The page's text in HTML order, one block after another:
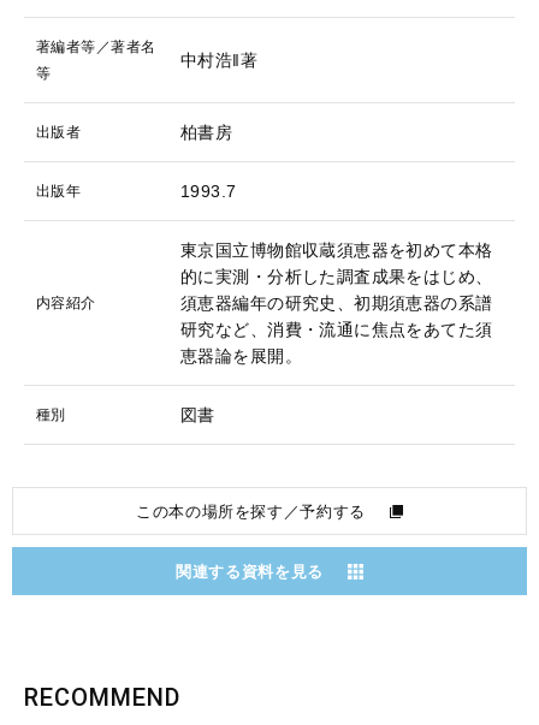
著編者等／著者名
等
中村浩‖著
出版者 柏書房
出版年 1993.7
内容紹介
東京国立博物館収蔵須恵器を初めて本格
的に実測・分析した調査成果をはじめ、
須恵器編年の研究史、初期須恵器の系譜
研究など、消費・流通に焦点をあてた須
恵器論を展開。
種別 図書
この本の場所を探す／予約する
関連する資料を見る
RECOMMEND